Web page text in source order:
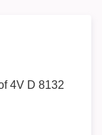
4V D 8132